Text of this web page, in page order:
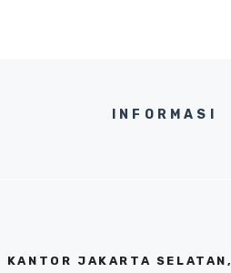
INFORMASI
KANTOR JAKARTA